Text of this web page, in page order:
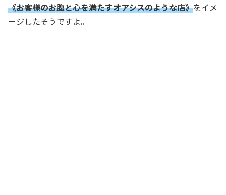
《お客様のお腹と心を満たすオアシスのような店》をイメ
ージしたそうですよ。